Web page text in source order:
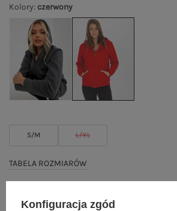
Kolory: czerwony
S/M L/XL
TABELA ROZMIARÓW
Konfiguracja zgód